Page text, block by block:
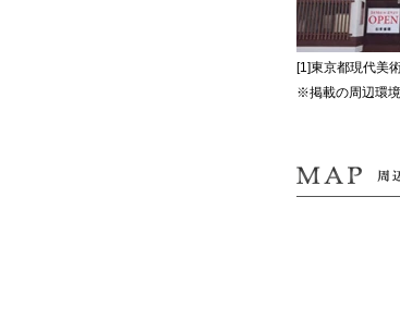
[1]東京都現代美
※掲載の周辺環